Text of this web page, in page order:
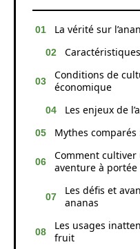
La vérité sur
Conditions de
économique
Les enjeux de
Mythes
Comment cultiver
aventure à portée
Les défis et
ananas
Les usages
fruit